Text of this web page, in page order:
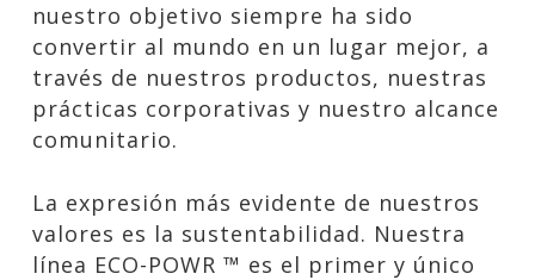
nuestro objetivo siempre ha sido
convertir al mundo en un lugar mejor, a
través de nuestros productos, nuestras
prácticas corporativas y nuestro alcance
comunitario.
La expresión más evidente de nuestros
valores es la sustentabilidad. Nuestra
línea ECO-POWR ™ es el primer y único